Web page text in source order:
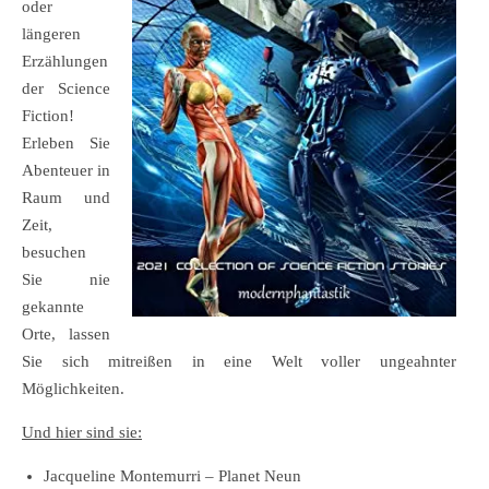
oder
längeren
Erzählungen
der Science
Fiction!
Erleben Sie
Abenteuer in
Raum und
Zeit,
besuchen
Sie nie
gekannte
Orte, lassen
Sie sich mitreißen in eine Welt voller ungeahnter
Möglichkeiten.
Und hier sind sie:
Jacqueline Montemurri – Planet Neun